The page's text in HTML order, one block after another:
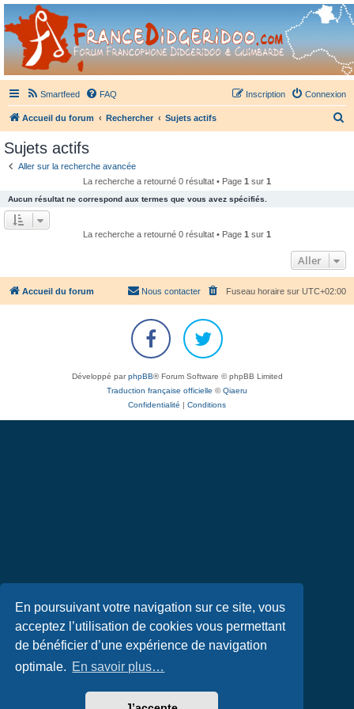
En poursuivant votre navigation sur ce site, vous
acceptez l’utilisation de cookies vous permettant
de bénéficier d’une expérience de navigation
optimale. En savoir plus…
France Didgeridoo
Didgeridoo et Guimbarde sur France Didgeridoo - retrouvez la communauté.
Smartfeed FAQ Connexion
Inscription
Accueil du forum Rechercher Sujets actifs
h
e
r
Sujets actifs
Aller sur la recherche avancée
La recherche a retourné 0 résultat • Page 1 sur 1
Aucun résultat ne correspond aux termes que vous avez spécifiés.
La recherche a retourné 0 résultat • Page 1 sur 1
Aller
Accueil du forum Fuseau horaire sur UTC+02:00
Nous contacter
Développé parphpBB® Forum Software © phpBB Limited
Traduction française officielle ©Qiaeru
Confidentialité | Conditions